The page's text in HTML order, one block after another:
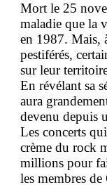
Mort le 25
maladie que la
en 1987. Mais,
pestiférés,
sur leur
En révélant sa
aura
devenu depuis
Les concerts
crème du rock
millions pour
les membres